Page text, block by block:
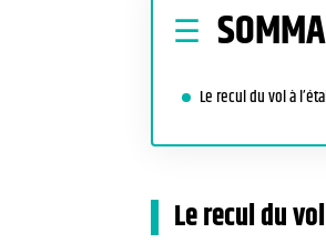
Le recul du vol à
Le recul du